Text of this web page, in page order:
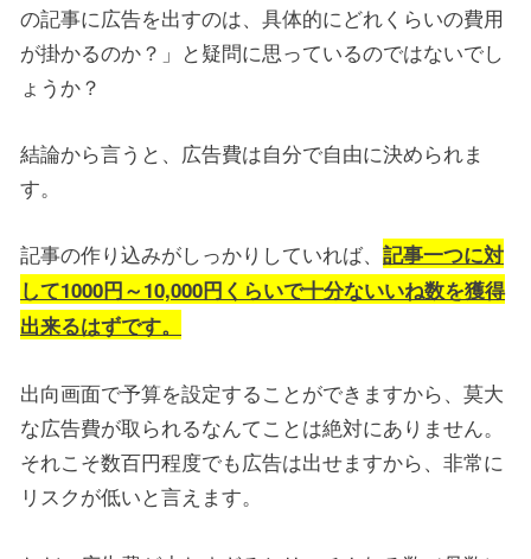
の記事に広告を出すのは、具体的にどれくらいの費用
が掛かるのか？」と疑問に思っているのではないでし
ょうか？
結論から言うと、広告費は自分で自由に決められま
す。
記事の作り込みがしっかりしていれば、 記事一つに対
して1000円～10,000円くらいで十分ないいね数を獲得
出来るはずです。
出向画面で予算を設定することができますから、莫大
な広告費が取られるなんてことは絶対にありません。
それこそ数百円程度でも広告は出せますから、非常に
リスクが低いと言えます。